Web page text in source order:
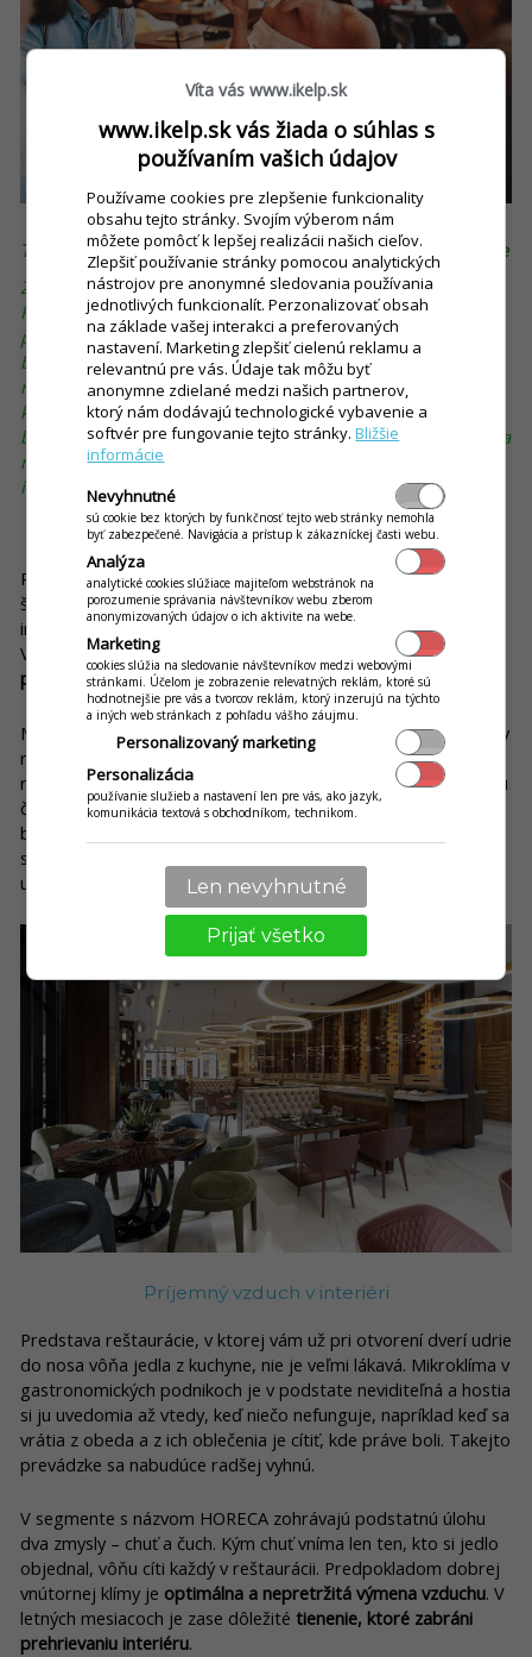
Tip pre vás: Investície do odhlučnenia neriešte až dodatočne
Zvuky ako reč znížite odhlučnením stien, stropov a podláh.
Pri ozvene bude dobrým riešením absorbovanie zvuku v
priestore pomocou akustických lamiel a panelov. Takto
bude zrozumiteľný aj rozhovor na krátku vzdialenosť v
reštaurácii plnej ľudí. Lacnou formou odstránenia hluku je i
kročajová izolácia, ktorá sa postará o odhlučnenie dupotu,
búchania či padania predmetov. Všetky tieto problémy treba
riešiť už počas výstavby, vyhnete sa tak dodatočným
investíciám na zlepšenie akustiky.
V tom správnom svetle
Príjemný pocit z prostredia sa dá dosiahnuť architektonickým
štýlom, nábytkom či farbami. Rovnako dôležité však je ukázať
interiér v tom správnom svetle, a to vďaka osvetleniu.
Vyhýbajte sa príliš tmavým priestorom a voľte
kombináciu
priameho a nepriameho osvetlenia.
Môžete si vybrať z rôznych dizajnových riešení – od svietidiel v
rôznych štýloch cez lustre z optických vlákien až po hviezdne
nebo s krištáľovými elementmi. Môžete mať najlepšiu kuchyňu
či servis, no keď si hostia nebudú vidieť do taniera alebo ich
budú bolieť oči z ostrého svetla, v celkovom hodnotení určite
stratíte niekoľko bodov. Podľa štúdií jasné a intenzívne svetlo
urýchľuje konzumáciu, preto si ho volia napríklad fastfoody.
Príjemný vzduch v interiéri
Predstava reštaurácie, v ktorej vám už pri otvorení dverí udrie
do nosa vôňa jedla z kuchyne, nie je veľmi lákavá. Mikroklíma v
gastronomických podnikoch je v podstate neviditeľná a hostia
si ju uvedomia až vtedy, keď niečo nefunguje, napríklad keď sa
vrátia z obeda a z ich oblečenia je cítiť, kde práve boli. Takejto
prevádzke sa nabudúce radšej vyhnú.
V segmente s názvom HORECA zohrávajú podstatnú úlohu
dva zmysly – chuť a čuch. Kým chuť vníma len ten, kto si jedlo
objednal, vôňu cíti každý v reštaurácii. Predpokladom dobrej
vnútornej klímy je optimálna a nepretržitá výmena vzduchu. V
letných mesiacoch je zase dôležité tienenie, ktoré zabráni
prehrievaniu interiéru.
Víta vás www.ikelp.sk
www.ikelp.sk vás žiada o súhlas s
používaním vašich údajov
Používame cookies pre zlepšenie funkcionality
obsahu tejto stránky. Svojím výberom nám
môžete pomôcť k lepšej realizácii našich cieľov.
Zlepšiť používanie stránky pomocou analytických
nástrojov pre anonymné sledovania používania
jednotlivých funkcionalít. Perzonalizovať obsah
na základe vašej interakci a preferovaných
nastavení. Marketing zlepšiť cielenú reklamu a
relevantnú pre vás. Údaje tak môžu byť
anonymne zdielané medzi našich partnerov,
ktorý nám dodávajú technologické vybavenie a
softvér pre fungovanie tejto stránky.Bližšie
informácie
Nevyhnutné
sú cookie bez ktorých by funkčnosť tejto web stránky nemohla
byť zabezpečené. Navigácia a prístup k zákazníckej časti webu.
Analýza
analytické cookies slúžiace majiteľom webstránok na
porozumenie správania návštevníkov webu zberom
anonymizovaných údajov o ich aktivite na webe.
Marketing
cookies slúžia na sledovanie návštevníkov medzi webovými
stránkami. Účelom je zobrazenie relevatných reklám, ktoré sú
hodnotnejšie pre vás a tvorcov reklám, ktorý inzerujú na týchto
a iných web stránkach z pohľadu vášho záujmu.
Personalizovaný marketing
Personalizácia
používanie služieb a nastavení len pre vás, ako jazyk,
komunikácia textová s obchodníkom, technikom.
Len nevyhnutné
Prijať všetko